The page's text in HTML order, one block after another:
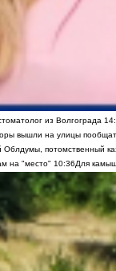
из Волгограда
вышли на улицы
Облдумы, потомственный
на "место" 10:36Для